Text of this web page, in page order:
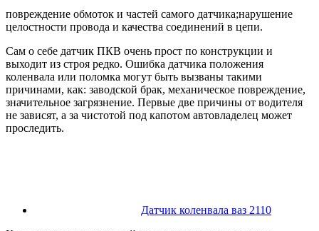
повреждение обмоток и частей самого датчика;нарушение
целостности провода и качества соединений в цепи.
Сам о себе датчик ПКВ очень прост по конструкции и
выходит из строя редко. Ошибка датчика положения
коленвала или поломка могут быть вызваны такими
причинами, как: заводской брак, механическое повреждение,
значительное загрязнение. Первые две причины от водителя
не зависят, а за чистотой под капотом автовладелец может
проследить.
Датчик коленвала ваз 2110